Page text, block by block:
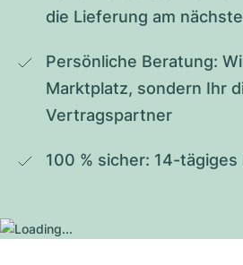
die Lieferung am
Persönliche Beratung:
Marktplatz, sondern Ihr
Vertragspartner
100 % sicher: 14-